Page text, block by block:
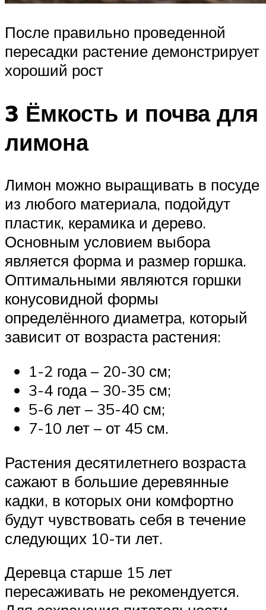
После правильно проведенной
пересадки растение демонстрирует
хороший рост
3 Ёмкость и почва для
лимона
Лимон можно выращивать в посуде
из любого материала, подойдут
пластик, керамика и дерево.
Основным условием выбора
является форма и размер горшка.
Оптимальными являются горшки
конусовидной формы
определённого диаметра, который
зависит от возраста растения:
1-2 года – 20-30 см;
3-4 года – 30-35 см;
5-6 лет – 35-40 см;
7-10 лет – от 45 см.
Растения десятилетнего возраста
сажают в большие деревянные
кадки, в которых они комфортно
будут чувствовать себя в течение
следующих 10-ти лет.
Деревца старше 15 лет
пересаживать не рекомендуется.